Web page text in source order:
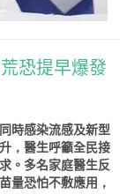
恐提早爆發
時感染流感及新型
，醫生呼籲全民接
。多名家庭醫生反
量恐怕不敷應用，